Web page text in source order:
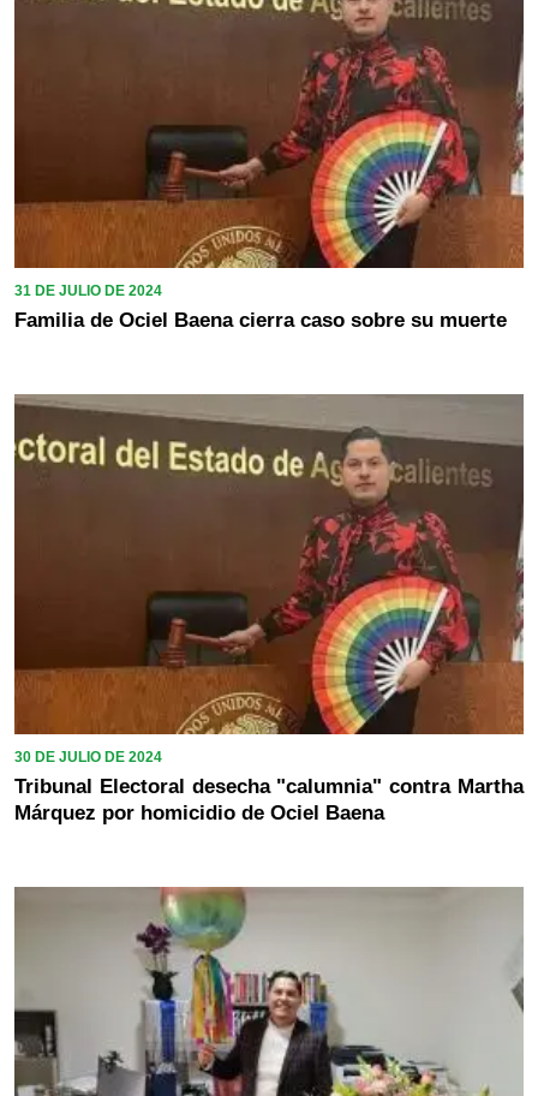
31 DE JULIO DE 2024
Familia de Ociel Baena cierra caso sobre su muerte
30 DE JULIO DE 2024
Tribunal Electoral desecha "calumnia" contra Martha
Márquez por homicidio de Ociel Baena